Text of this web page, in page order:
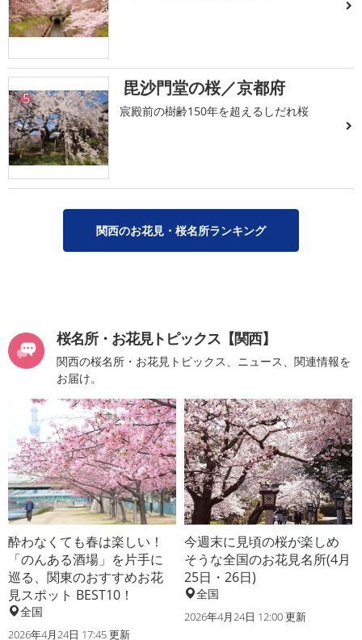
5 毘沙門堂の桜／京都府
宸殿前の樹齢150年を超えるしだれ桜
関西のお花見・桜名所ランキング
桜名所・お花見トピックス【関西】
関西の桜名所・お花見トピックス、ニュース、関連情報を
お届け。
酔わなくても春は楽しい！
「のんある酒場」を片手に
巡る、関東のおすすめお花
見スポット BEST10！
全国
2026年4月24日 17:45 更新
今週末に見頃の桜が楽しめ
そうな全国のお花見名所(4月
25日・26日)
全国
2026年4月24日 12:00 更新